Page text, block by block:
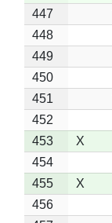
447
448
449
450
451
452
453
X
454
455
X
456